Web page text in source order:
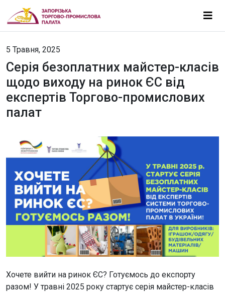
5 Травня, 2025
Серія безоплатних майстер-класів
щодо виходу на ринок ЄС від
експертів Торгово-промислових
палат
Хочете вийти на ринок ЄС? Готуємось до експорту
разом! У травні 2025 року стартує серія майстер-класів